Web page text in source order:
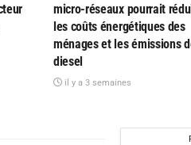
micro-réseaux pourrait
les coûts énergétiques des
ménages et les émissions
diesel
il y a 3 semaines